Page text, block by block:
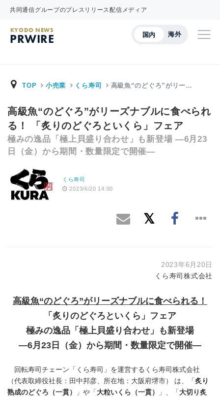
共同通信グループのプレスリリース配信メディア
国内 海外
KYODO NEWS
PRWIRE
TOP 小売業 くら寿司 高級魚“のどぐろ”がリー…
高級魚“のどぐろ”がリーズナブルに食べられ
る！ 「炙りのどぐろといくら」フェア
極みの逸品「極上貝盛り合わせ」も新登場 ―6月23
日（金）から期間・数量限定で開催―
くら寿司
2023/6/20 14:00
2023年6月20日
くら寿司株式会社
高級魚“のどぐろ”がリーズナブルに食べられる！
「炙りのどぐろといくら」フェア
極みの逸品「極上貝盛り合わせ」も新登場
―6月23日（金）から期間・数量限定で開催―
回転寿司チェーン「くら寿司」を運営するくら寿司株式会社
（代表取締役社長：田中邦彦、所在地：大阪府堺市） は、「 炙り
熟成のどぐろ（一貫）
」や「 大粒いくら（一貫） 」、「 大切り炙